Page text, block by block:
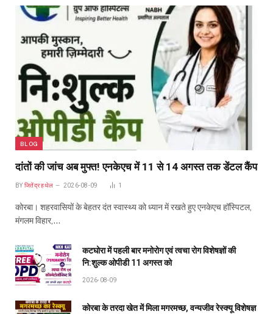
BLOG
दांतों की जांच अब मुफ्त! एनकेएच में 11 से 14 अगस्त तक डेंटल कैंप
BY जितेंद्र हथेल 2026-08-09 1
कोरबा। शहरवासियों के बेहतर दंत स्वास्थ्य को ध्यान में रखते हुए एनकेएच हॉस्पिटल,
मंगलम विहार,…
कटघोरा में पहली बार मनोरोग एवं त्वचा रोग विशेषज्ञों की
नि:शुल्क ओपीडी 11 अगस्त को
2026-08-09
कोरबा के तरदा खेत में मिला मगरमच्छ, वन्यजीव रेस्क्यू विशेषज्ञ